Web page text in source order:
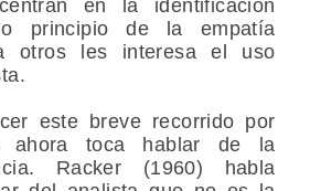
en la identificación
principio de la empatía
otros les interesa el uso
este breve recorrido por
ahora toca hablar de la
Racker (1960) habla